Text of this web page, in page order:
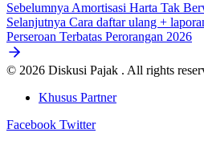
Sebelumnya Amortisasi Harta Tak
Selanjutnya Cara daftar ulang +
Perseroan Terbatas Perorangan 2026
© 2026 Diskusi Pajak . All rights
Khusus Partner
Facebook Twitter